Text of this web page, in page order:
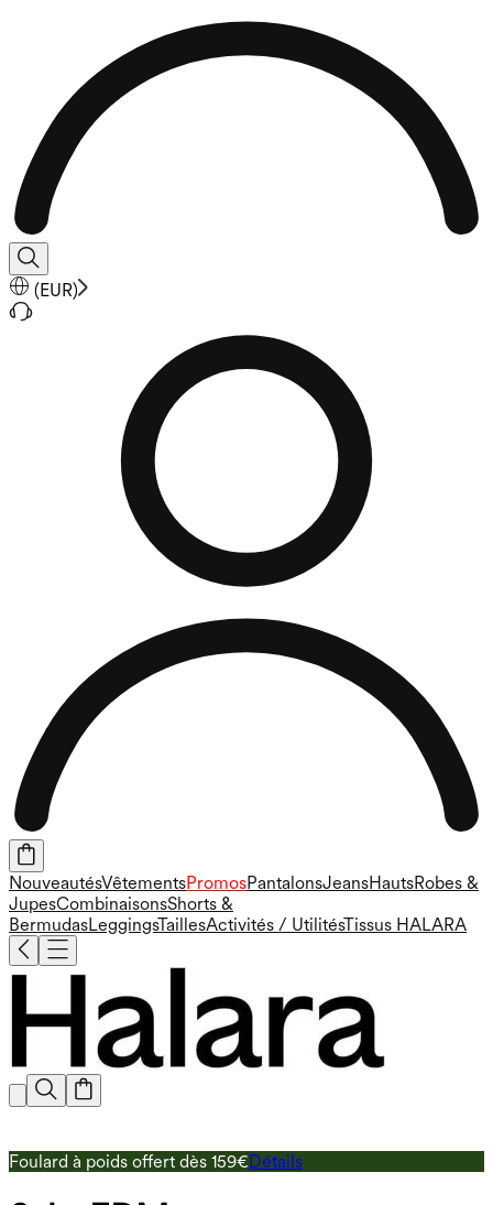
(EUR)
NouveautésVêtementsPromosPantalonsJeansHautsRobes &
JupesCombinaisonsShorts &
BermudasLeggingsTaillesActivités / UtilitésTissus HALARA
Foulard à poids offert dès 159€Détails